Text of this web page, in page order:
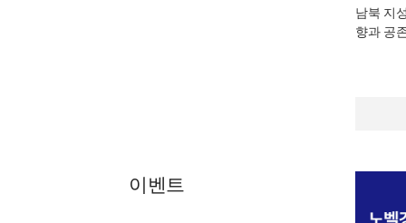
남북 지
향과 공
이벤트